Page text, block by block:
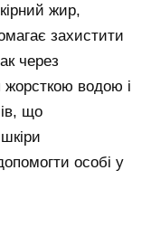
жир,
захистити
через
жорсткою водою і
що
особі у